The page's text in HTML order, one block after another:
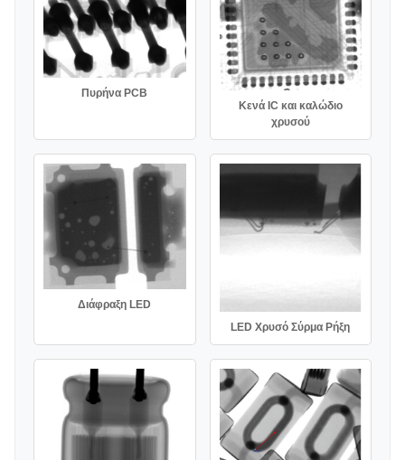
Πυρήνα PCB
Κενά IC και καλώδιο
χρυσού
Διάφραξη LED
LED Χρυσό Σύρμα Ρήξη